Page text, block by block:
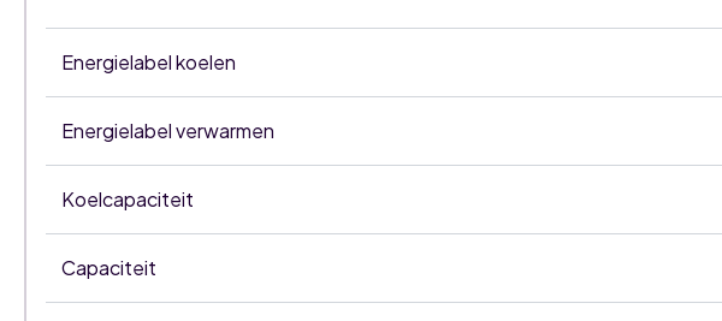
Energielabel koelen
Energielabel verwarmen
Koelcapaciteit
Capaciteit